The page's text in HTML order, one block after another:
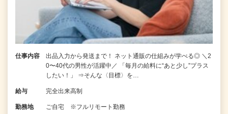
仕事内容
出品入力から発送まで！ ネット通販の仕組みが学べる◎ ＼2
0〜40代の男性が活躍中／ 「毎月の給料に“あと少し”プラス
したい！」 ⇒そんな〈目標〉を…
給与 完全出来高制
勤務地 ご自宅 ※フルリモート勤務